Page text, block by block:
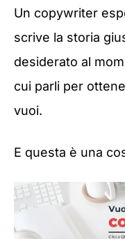
Un copywriter
scrive la storia
desiderato al
cui parli per
vuoi.
E questa è una